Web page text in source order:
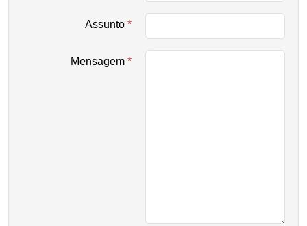
Assunto *
Mensagem *